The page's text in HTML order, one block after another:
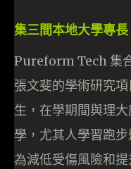
集三間本地大學專長
Pureform Tech 集
張文斐的學術研究
生，在學期間與理
學，尤其人學習跑
為減低受傷風險和